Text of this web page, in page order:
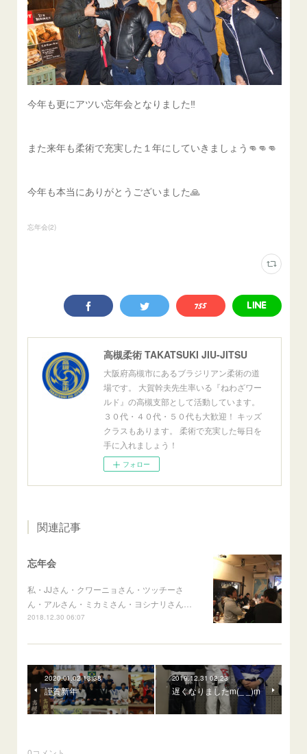
今年も更にアツい忘年会となりました‼️
また来年も柔術で充実した１年にしていきましょう👊👊👊
今年も本当にありがとうございました🙏
忘年会(2)
高槻柔術 TAKATSUKI JIU-JITSU
大阪府高槻市にあるブラジリアン柔術の道
場です。 大賀幹夫先生率いる『ねわざワー
ルド』の高槻支部として活動しています。
３０代・４０代・５０代も大歓迎！ キッズ
クラスもあります。 柔術で充実した毎日を
手に入れましょう！
フォロー
関連記事
忘年会
私・JJさん・クワーニョさん・ツッチーさ
ん・アルさん・ミカミさん・ヨシナリさん…
2018.12.30 06:07
2020.01.02 13:38
謹賀新年
2019.12.31 02:23
遅くなりましたm(_ _)m